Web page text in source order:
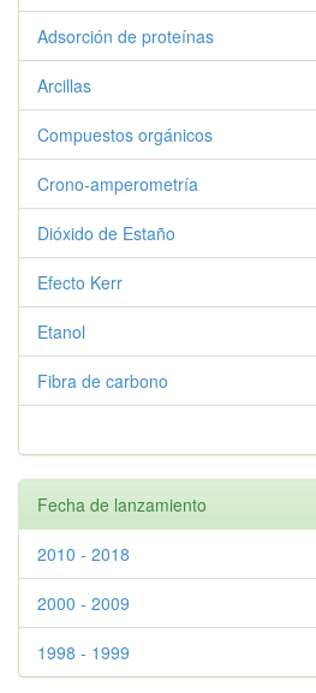
Adsorción de proteínas
Arcillas
Compuestos orgánicos
Crono-amperometría
Dióxido de Estaño
Efecto Kerr
Etanol
Fibra de carbono
Fecha de lanzamiento
2010 - 2018
2000 - 2009
1998 - 1999